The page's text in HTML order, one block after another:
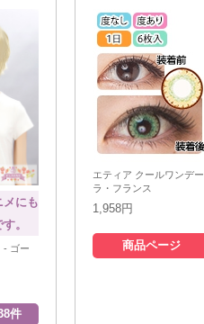
メにも
。
- ゴー
エティア クールワンデー
ラ・フランス
1,958円
商品ページ